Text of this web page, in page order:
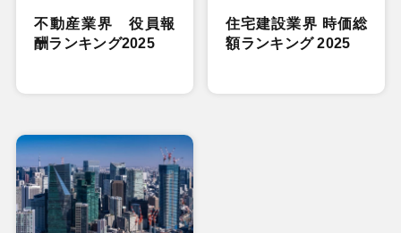
不動産業界 役員報
酬ランキング2025
住宅建設業界 時価総
額ランキング 2025